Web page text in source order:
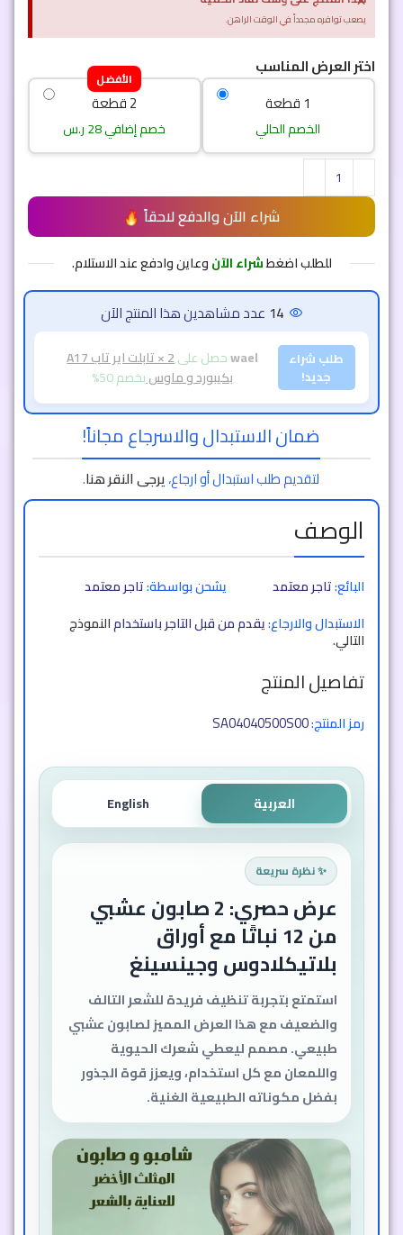
يصعب توافره مجدداً في الوقت الراهن.
اختر العرض المناسب
1 قطعة
الخصم الحالي
الأفضل
2 قطعة
خصم إضافي 28 ر.س
شراء الآن والدفع لاحقاً
للطلب اضغطشراء الآنوعاين وادفع عند الاستلام.
14 عدد مشاهدين هذا المنتج الآن
طلب شراء
جديد!
waelحصل على
2 × تابلت اير تاب A17
بكيبورد و ماوسبخصم 50%
ضمان الاستبدال والاسرجاع مجاناً!
لتقديم طلب استبدال أو ارجاع،يرجى النقر هنا.
الوصف
البائع:تاجر معتمد يشحن بواسطة:تاجر معتمد
الاستبدال والارجاع:يقدم من قبل التاجر باستخدامالنموذج
التالي.
تفاصيل المنتج
رمز المنتج:SA04040500S00
العربية English
✨ نظرة سريعة
عرض حصري: 2 صابون عشبي
من 12 نباتًا مع أوراق
بلاتيكلادوس وجينسينغ
استمتع بتجربة تنظيف فريدة للشعر التالف
والضعيف مع هذا العرض المميز لصابون عشبي
طبيعي. مصمم ليعطي شعرك الحيوية
واللمعان مع كل استخدام، ويعزز قوة الجذور
بفضل مكوناته الطبيعية الغنية.